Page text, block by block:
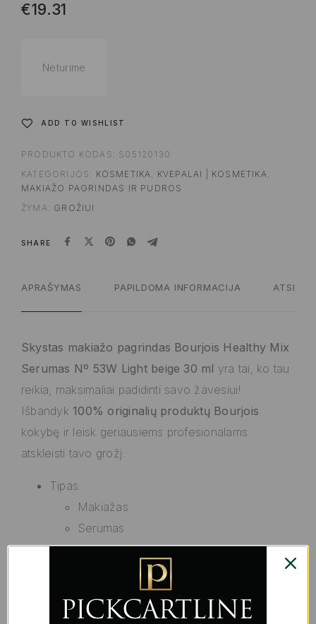
€19.31
Neturime
ADD TO WISHLIST
PRODUKTO KODAS: S05120130
KATEGORIJOS: KOSMETIKA, KVEPALAI | KOSMETIKA,
MAKIAŽO PAGRINDAS IR PUDROS
ŽYMA: GROŽIUI
SHARE
APRAŠYMAS PAPILDOMA INFORMACIJA
Skystas makiažo pagrindas Bourjois Healthy Mix
Serumas Nº 53W Light beige 30 ml yra tai, ko tau
reikia, maksimaliai padidinti savo žavesiui!
Išbandyk 100% originalių produktų Bourjois
kokybę ir leisk geriausiems profesionalams
atskleisti tavo grožį.
Tipas:
Makiažas
Serumas
Pridedama: Dozatorius
Nuo raukšlių
Tonizuojantis